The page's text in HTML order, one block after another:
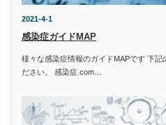
2021-4-1
感染症ガイドMAP
様々な感染症情報のガイドMAPです 下記
ださい。 感染症.com…